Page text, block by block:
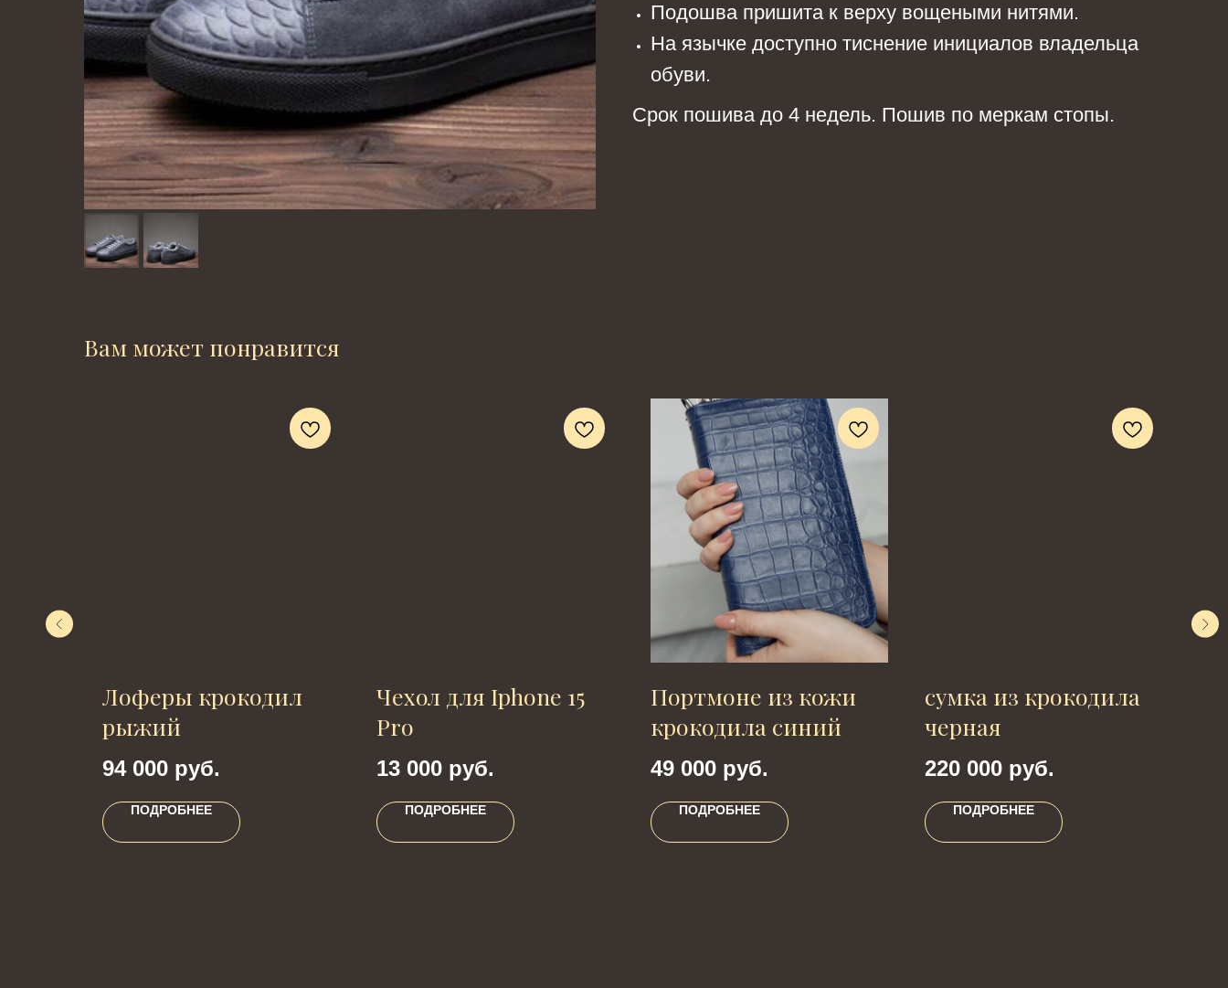
Подошва пришита к верху вощеными нитями.
На язычке доступно тиснение инициалов владельца
обуви.
Срок пошива до 4 недель. Пошив по меркам стопы.
Вам может понравится
Лоферы крокодил
рыжий
94 000 руб.
ПОДРОБНЕЕ
Чехол для Iphone 15
Pro
13 000 руб.
ПОДРОБНЕЕ
Портмоне из кожи
крокодила синий
49 000 руб.
ПОДРОБНЕЕ
сумка из крокодила
черная
220 000 руб.
ПОДРОБНЕЕ